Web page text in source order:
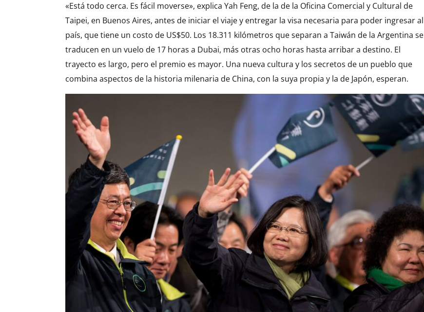
«Está todo cerca. Es fácil moverse», explica Yah Feng, de la de la Oficina Comercial y Cultural de
Taipei, en Buenos Aires, antes de iniciar el viaje y entregar la visa necesaria para poder ingresar al
país, que tiene un costo de US$50. Los 18.311 kilómetros que separan a Taiwán de la Argentina se
traducen en un vuelo de 17 horas a Dubai, más otras ocho horas hasta arribar a destino. El
trayecto es largo, pero el premio es mayor. Una nueva cultura y los secretos de un pueblo que
combina aspectos de la historia milenaria de China, con la suya propia y la de Japón, esperan.